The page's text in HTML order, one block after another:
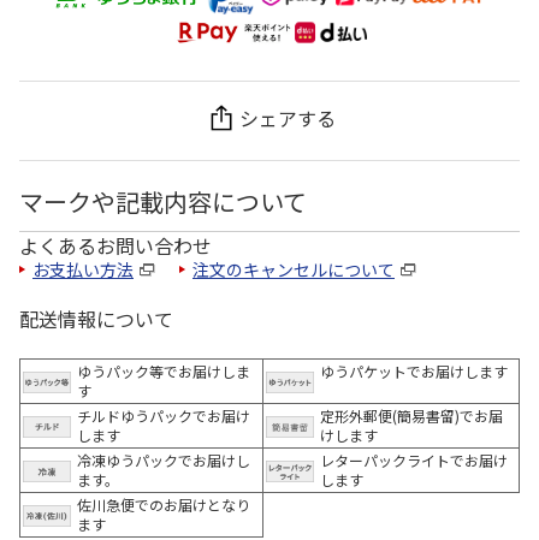
シェアする
マークや記載内容について
よくあるお問い合わせ
お支払い方法 注文のキャンセルについて
配送情報について
ゆうパック等でお届けしま
す
ゆうパケットでお届けします
チルドゆうパックでお届け
します
定形外郵便(簡易書留)でお届
けします
冷凍ゆうパックでお届けし
ます。
レターパックライトでお届け
します
佐川急便でのお届けとなり
ます